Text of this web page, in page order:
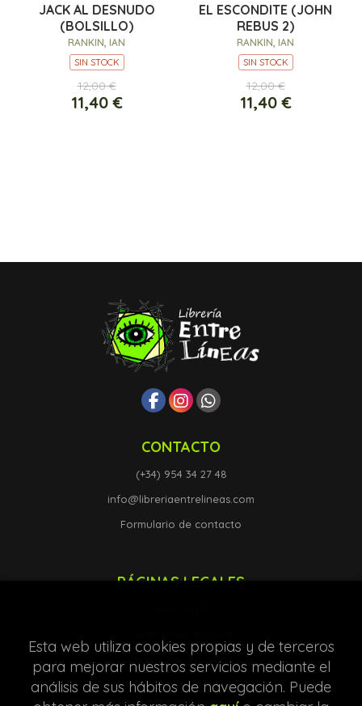
JACK AL DESNUDO
(BOLSILLO)
RANKIN, IAN
SIN STOCK
12,00 €
11,40 €
EL ESCONDITE (JOHN
REBUS 2)
RANKIN, IAN
SIN STOCK
12,00 €
11,40 €
CONTACTO
(+34) 954 34 27 48
info@libreriaentrelineas.com
Formulario de contacto
PÁGINAS LEGALES
Protección de datos
Política de Cookies
Esta web utiliza cookies propias y de terceros
para mejorar nuestros servicios mediante el
análisis de sus hábitos de navegación. Puede